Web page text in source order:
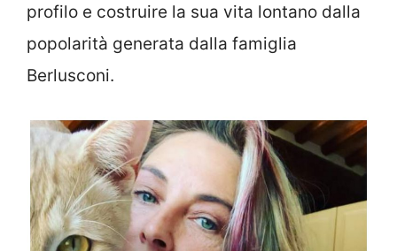
profilo e costruire la sua vita lontano dalla
popolarità generata dalla famiglia
Berlusconi.